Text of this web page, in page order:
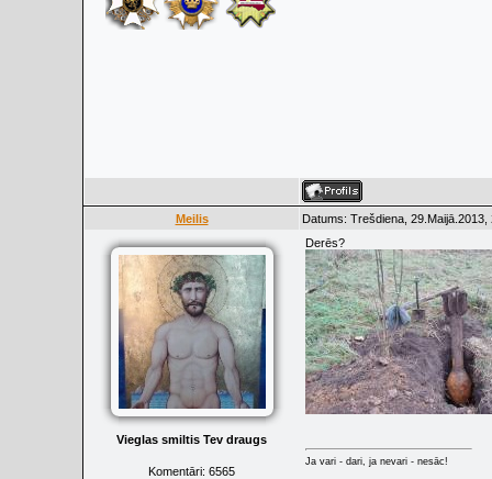
Meilis Datums: Trešdiena,
Vieglas smiltis Tev draugs
Komentāri: 6565
Derēs?
Ja vari - dari, ja nevari - nesāc!